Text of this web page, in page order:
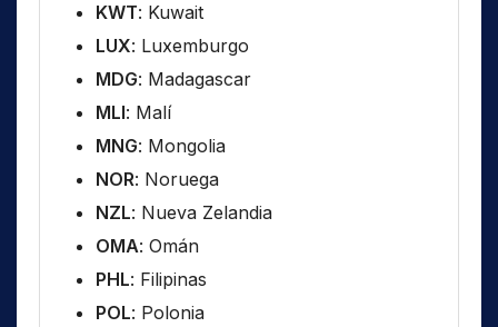
KWT: Kuwait
LUX: Luxemburgo
MDG: Madagascar
MLI: Malí
MNG: Mongolia
NOR: Noruega
NZL: Nueva Zelandia
OMA: Omán
PHL: Filipinas
POL: Polonia